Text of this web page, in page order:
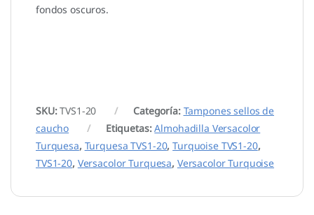
fondos oscuros.
SKU:TVS1-20 Categoría: Tampones sellos de
caucho
Etiquetas:Almohadilla Versacolor
Turquesa, Turquesa TVS1-20,Turquoise TVS1-20,
TVS1-20, Versacolor Turquesa, Versacolor Turquoise